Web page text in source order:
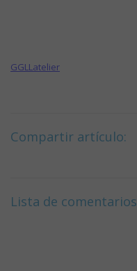
GGLLatelier
Compartir artículo:
Lista de comentarios